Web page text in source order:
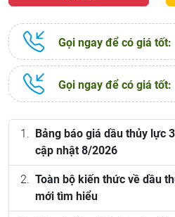
Gọi ngay để có giá tốt:
Gọi ngay để có giá tốt:
Bảng báo giá dầu thủy lực
cập nhật 8/2026
Toàn bộ kiến thức về dầu
mới tìm hiểu